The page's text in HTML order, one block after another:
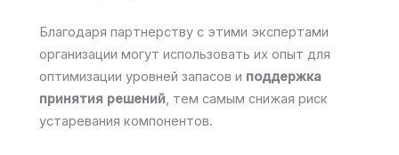
Благодаря партнерству с этими экспертами
организации могут использовать их опыт для
оптимизации уровней запасов и поддержка
принятия решений, тем самым снижая риск
устаревания компонентов.